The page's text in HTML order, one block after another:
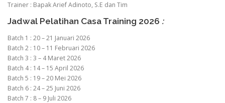
Trainer : Bapak Arief Adinoto, S.E dan Tim
Jadwal Pelatihan Casa Training 2026 :
Batch 1 : 20 – 21 Januari 2026
Batch 2 : 10 – 11 Februari 2026
Batch 3 : 3 – 4 Maret 2026
Batch 4 : 14 – 15 April 2026
Batch 5 : 19 – 20 Mei 2026
Batch 6 : 24 – 25 Juni 2026
Batch 7 : 8 – 9 Juli 2026